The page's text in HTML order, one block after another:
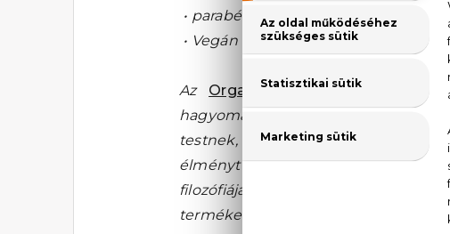
• parabén és kőolaj-származék
• Vegán és vegetariánus
Az Organic Shopa legkiválóbb
hagyományos, természetes
testnek, a léleknek és az
élményt és utánozhatatlan
filozófiája szerint a bio
termékeik pénztárcabarát áron